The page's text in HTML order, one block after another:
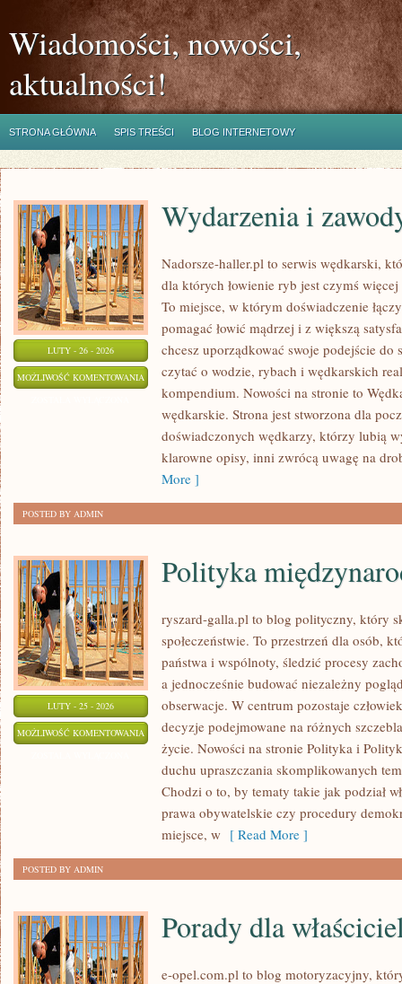
Wiadomości, nowości,
aktualności!
STRONA GŁÓWNA SPIS TREŚCI BLOG INTERNETOWY
LUTY - 26 - 2026
MOŻLIWOŚĆ KOMENTOWANIA WYDARZENIA
ZAWODY
WĘDKARSKIE
Wydarzenia i
Nadorsze-haller.pl to serwis wędkarski,
dla których łowienie ryb jest czymś
To miejsce, w którym doświadczenie
pomagać łowić mądrzej i z większą
chcesz uporządkować swoje podejście
czytać o wodzie, rybach i wędkarskich
kompendium. Nowości na stronie to
wędkarskie. Strona jest stworzona dla
doświadczonych wędkarzy, którzy lubią
klarowne opisy, inni zwrócą uwagę na
More ]
POSTED BY ADMIN
LUTY - 25 - 2026
MOŻLIWOŚĆ KOMENTOWANIA POLITYKA
MIĘDZYNARODOWA
Polityka
ryszard-galla.pl to blog polityczny, który
społeczeństwie. To przestrzeń dla osób,
państwa i wspólnoty, śledzić procesy
a jednocześnie budować niezależny
obserwacje. W centrum pozostaje
decyzje podejmowane na różnych
życie. Nowości na stronie Polityka i
duchu upraszczania skomplikowanych
Chodzi o to, by tematy takie jak podział
prawa obywatelskie czy procedury
miejsce, w [ Read More ]
POSTED BY ADMIN
Porady dla
e-opel.com.pl to blog motoryzacyjny,